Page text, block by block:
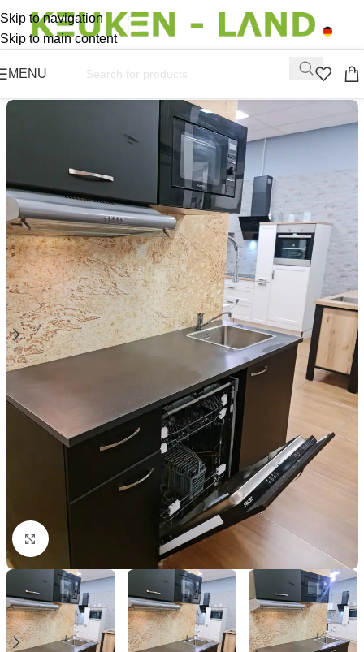
Skip to navigation
Skip to main content
MENU
Click to enlarge